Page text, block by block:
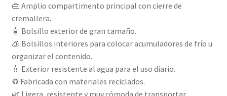
👜 Amplio compartimento principal con cierre de
cremallera.
🧴 Bolsillo exterior de gran tamaño.
🧊 Bolsillos interiores para colocar acumuladores de frío u
organizar el contenido.
💧 Exterior resistente al agua para el uso diario.
♻️ Fabricada con materiales reciclados.